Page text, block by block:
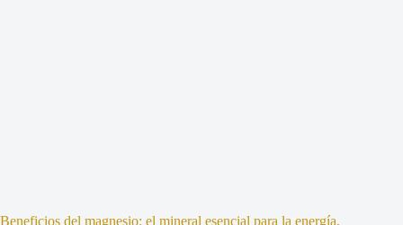
Beneficios del magnesio: el mineral esencial para la energía,